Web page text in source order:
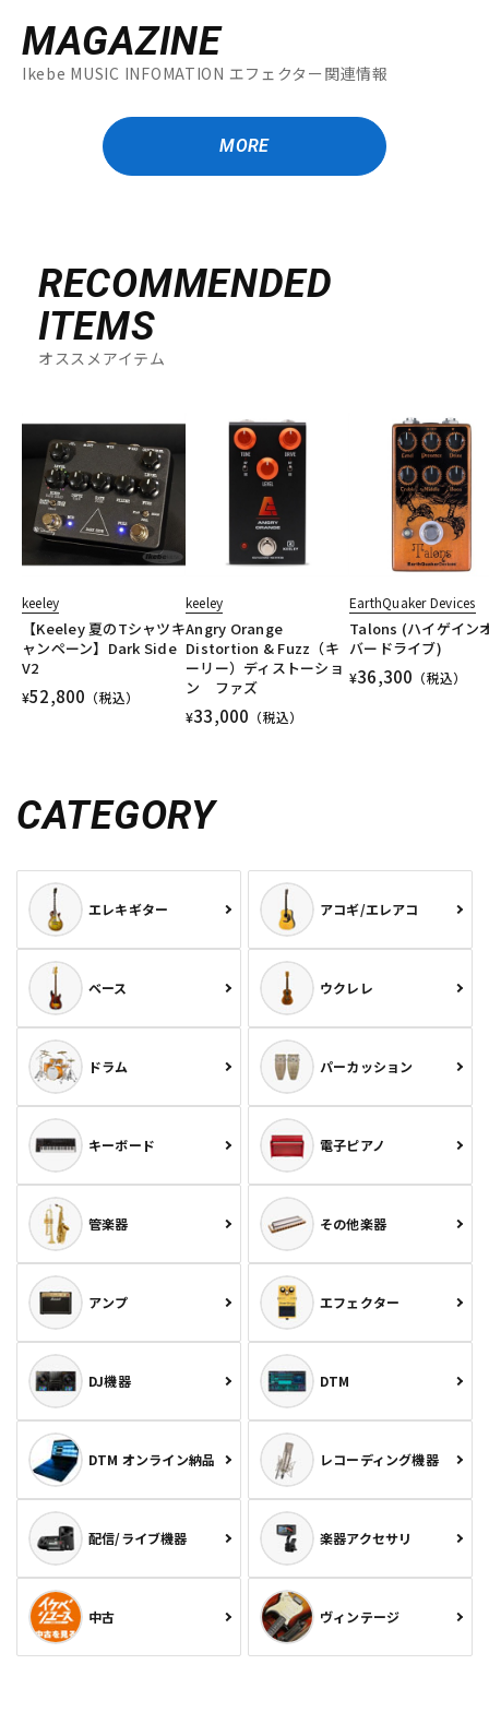
MAGAZINE
Ikebe MUSIC INFOMATION エフェクター関連情報
MORE
RECOMMENDED
ITEMS
オススメアイテム
keeley
【Keeley 夏のTシャツキ
ャンペーン】Dark Side
V2
¥52,800 （税込）
keeley
Angry Orange
Distortion & Fuzz（キ
ーリー）ディストーショ
ン ファズ
¥33,000 （税込）
EarthQuaker Devices
Talons (ハイゲイン
バードライブ)
¥36,300 （税込）
CATEGORY
エレキギター アコギ/エレアコ
ベース ウクレレ
ドラム パーカッション
キーボード 電子ピアノ
管楽器 その他楽器
アンプ エフェクター
DJ機器 DTM
DTM オンライン納品 レコーディング機器
配信/ライブ機器 楽器アクセサリ
中古 ヴィンテージ